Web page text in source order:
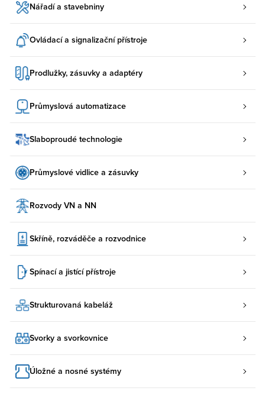
Nářadí a stavebniny
Ovládací a signalizační přístroje
Prodlužky, zásuvky a adaptéry
Průmyslová automatizace
Slaboproudé technologie
Průmyslové vidlice a zásuvky
Rozvody VN a NN
Skříně, rozváděče a rozvodnice
Spínací a jistící přístroje
Strukturovaná kabeláž
Svorky a svorkovnice
Úložné a nosné systémy